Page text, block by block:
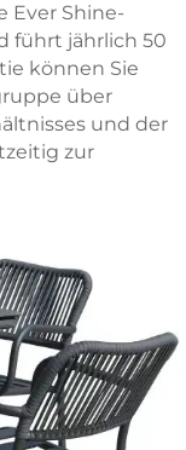
Ever Shine-
führt jährlich 50
können Sie
über
und der
zur